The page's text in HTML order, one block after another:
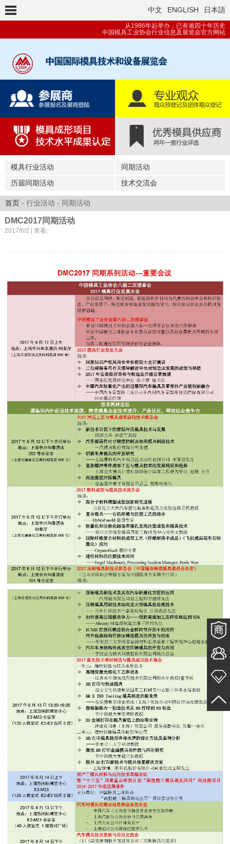
中文 ENGLISH 日本語
从1986年起举办，已有逾四十年历史
中国模具工业协会行业信息及展览会官方网站
模具行业活动 同期活动
历届同期活动 技术交流会
首页 - 行业活动 - 同期活动
DMC2017同期活动
2017/6/2 | 查看: